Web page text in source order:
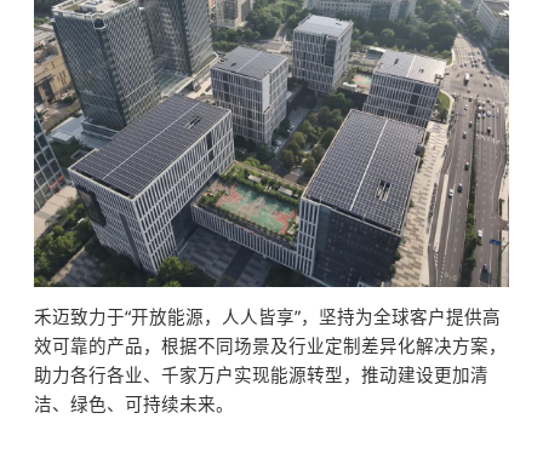
禾迈致力于“开放能源，人人皆享”，坚持为全球客户提供高
效可靠的产品，根据不同场景及行业定制差异化解决方案，
助力各行各业、千家万户实现能源转型，推动建设更加清
洁、绿色、可持续未来。